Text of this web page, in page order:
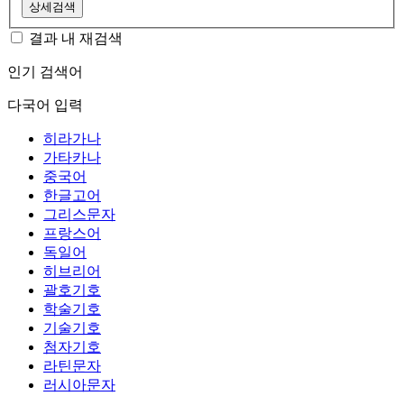
상세검색
결과 내 재검색
인기 검색어
다국어 입력
히라가나
가타카나
중국어
한글고어
그리스문자
프랑스어
독일어
히브리어
괄호기호
학술기호
기술기호
첨자기호
라틴문자
러시아문자